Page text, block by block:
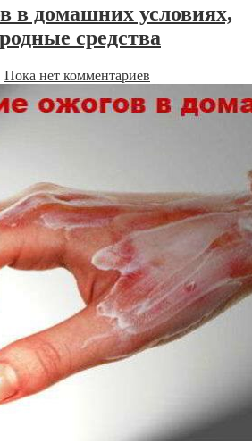
в домашних условиях,
средства
Пока нет комментариев